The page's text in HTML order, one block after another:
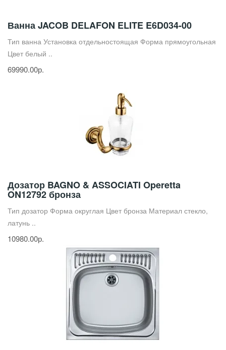
Ванна JACOB DELAFON ELITE E6D034-00
Тип ванна Установка отдельностоящая Форма прямоугольная
Цвет белый ..
69990.00р.
Дозатор BAGNO & ASSOCIATI Operetta
ON12792 бронза
Тип дозатор Форма округлая Цвет бронза Материал стекло,
латунь ..
10980.00р.